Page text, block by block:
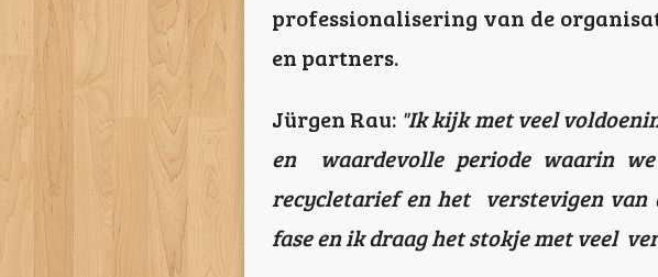
professionalisering van de
en partners.
Jürgen Rau: "Ik kijk met veel
en waardevolle periode waarin
recycletarief en het verstevigen van
fase en ik draag het stokje met veel